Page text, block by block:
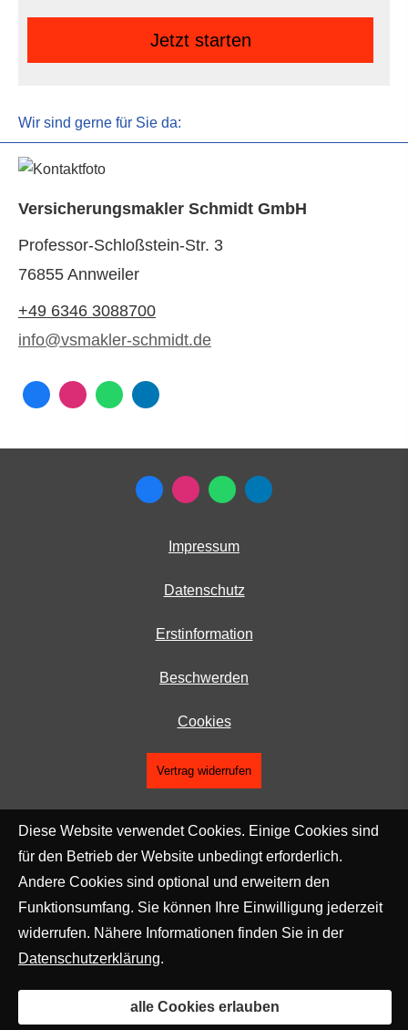
Jetzt starten
Wir sind gerne für Sie da:
Ver­sicherungs­makler Schmidt GmbH
Professor-Schloßstein-Str. 3
76855 Annweiler
+49 6346 3088700
info@vsmakler-schmidt.de
Impressum
Datenschutz
Erstinformation
Beschwerden
Cookies
Vertrag widerrufen
Diese Website verwendet Cookies. Einige Cookies sind
für den Betrieb der Website unbedingt erforderlich.
Andere Cookies sind optional und erweitern den
Funktionsumfang. Sie können Ihre Einwilligung jederzeit
widerrufen. Nähere Informationen finden Sie in der
Datenschutzerklärung.
alle Cookies erlauben